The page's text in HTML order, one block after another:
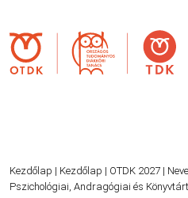
Kezdőlap | Kezdőlap | OTDK 2027 |
Pszichológiai, Andragógiai és